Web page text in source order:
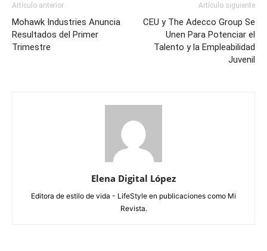
Artículo anterior
Mohawk Industries Anuncia
Resultados del Primer
Trimestre
Artículo siguiente
CEU y The Adecco Group Se
Unen Para Potenciar el
Talento y la Empleabilidad
Juvenil
Elena Digital López
Editora de estilo de vida - LifeStyle en publicaciones como Mi
Revista.